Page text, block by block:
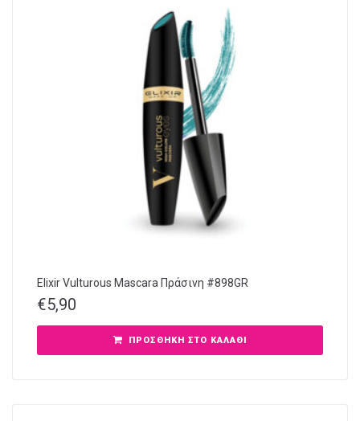
Elixir Vulturous Mascara Πράσινη #898GR
€5,90
ΠΡΟΣΘΉΚΗ ΣΤΟ ΚΑΛΆΘΙ